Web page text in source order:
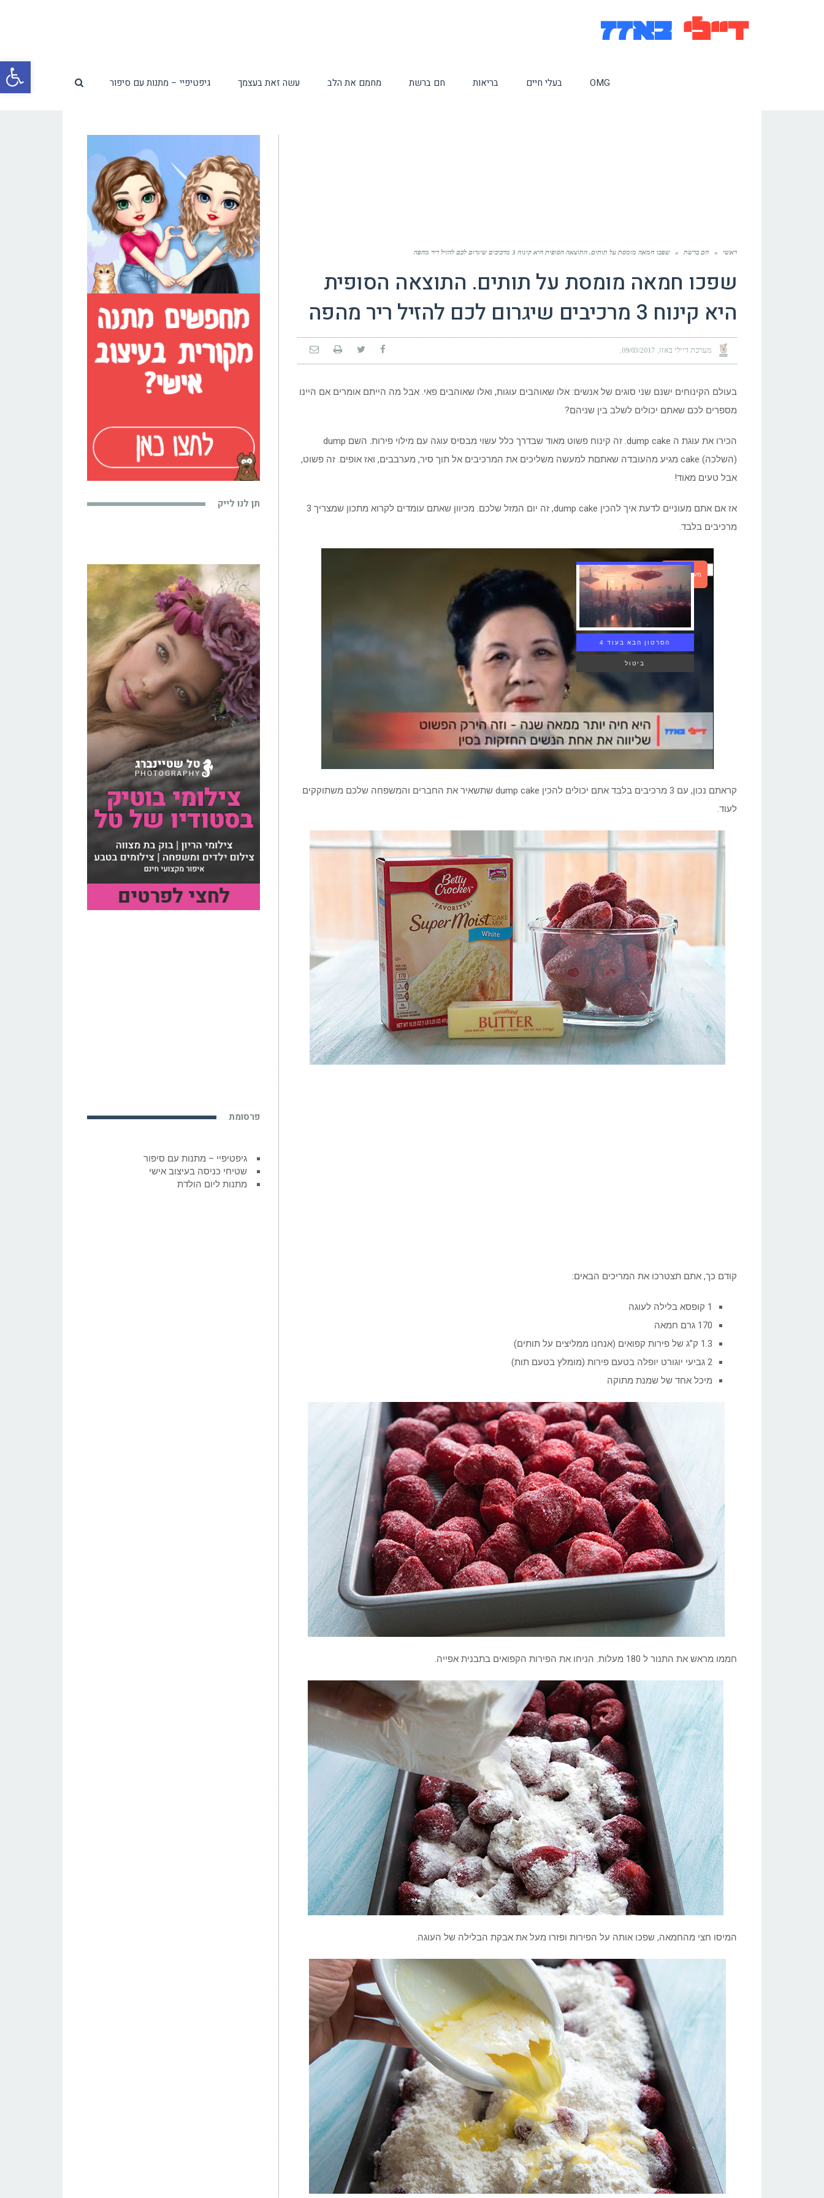
OMG בעלי חיים בריאות חם ברשת מחמם את הלב עשה זאת בעצמך גיפטיפיי – מתנות עם סיפור
ראשי » חם ברשת » שפכו חמאה מומסת על תותים. התוצאה הסופית היא קינוח 3 מרכיבים שיגרום לכם להזיל ריר מהפה
שפכו חמאה מומסת על תותים. התוצאה הסופית
היא קינוח 3 מרכיבים שיגרום לכם להזיל ריר מהפה
מערכת דיילי באזז 09/03/2017
בעולם הקינוחים ישנם שני סוגים של אנשים: אלו שאוהבים עוגות, ואלו שאוהבים פאי. אבל מה הייתם אומרים אם היינו
מספרים לכם שאתם יכולים לשלב בין שניהם?
הכירו את עוגת ה dump cake. זה קינוח פשוט מאוד שבדרך כלל עשוי מבסיס עוגה עם מילוי פירות. השם dump
(השלכה) cake מגיע מהעובדה שאתםת למעשה משליכים את המרכיבים אל תוך סיר, מערבבים, ואז אופים. זה פשוט,
אבל טעים מאוד!
אז אם אתם מעוניים לדעת איך להכין dump cake, זה יום המזל שלכם. מכיוון שאתם עומדים לקרוא מתכון שמצריך 3
מרכיבים בלבד.
מעבר לכתבה
הסרטון הבא בעוד 3
ביטול
קראתם נכון, עם 3 מרכיבים בלבד אתם יכולים להכין dump cake שתשאיר את החברים והמשפחה שלכם משתוקקים
לעוד.
קודם כך, אתם תצטרכו את המריכים הבאים:
1 קופסא בלילה לעוגה
170 גרם חמאה
1.3 ק”ג של פירות קפואים (אנחנו ממליצים על תותים)
2 גביעי יוגורט יופלה בטעם פירות (מומלץ בטעם תות)
מיכל אחד של שמנת מתוקה
חממו מראש את התנור ל 180 מעלות. הניחו את הפירות הקפואים בתבנית אפייה.
המיסו חצי מהחמאה, שפכו אותה על הפירות ופזרו מעל את אבקת הבלילה של העוגה.
תן לנו לייק
פרסומת
גיפטיפיי – מתנות עם סיפור
שטיחי כניסה בעיצוב אישי
מתנות ליום הולדת